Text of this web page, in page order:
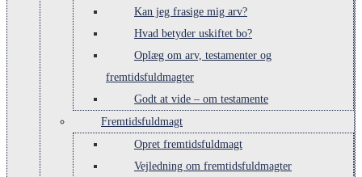
Kan jeg frasige mig arv?
Hvad betyder uskiftet bo?
Oplæg om arv, testamenter og
fremtidsfuldmagter
Godt at vide – om testamente
Fremtidsfuldmagt
Opret fremtidsfuldmagt
Vejledning om fremtidsfuldmagter